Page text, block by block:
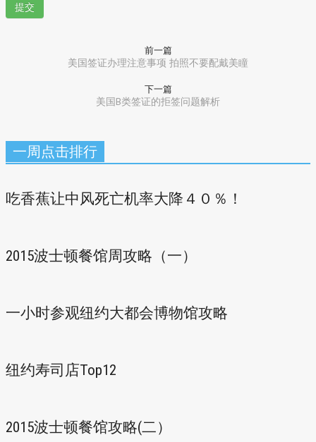
提交
前一篇
美国签证办理注意事项 拍照不要配戴美瞳
下一篇
美国B类签证的拒签问题解析
一周点击排行
吃香蕉让中风死亡机率大降４０％！
2015波士顿餐馆周攻略（一）
一小时参观纽约大都会博物馆攻略
纽约寿司店Top12
2015波士顿餐馆攻略(二）